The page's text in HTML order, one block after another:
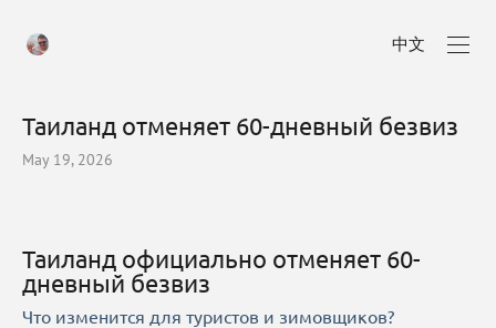
中文
Таиланд отменяет 60-дневный безвиз
May 19, 2026
Таиланд официально отменяет 60-
дневный безвиз
Что изменится для туристов и зимовщиков?